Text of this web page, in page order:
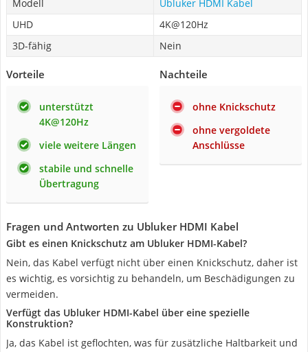
Modell
Ubluker‎ HDMI Kabel
UHD
4K@120Hz
3D-fähig
Nein
Vorteile
unterstützt
4K@120Hz
viele weitere Längen
stabile und schnelle
Übertragung
Nachteile
ohne Knickschutz
ohne vergoldete
Anschlüsse
Fragen und Antworten zu Ubluker‎ HDMI Kabel
Gibt es einen Knickschutz am Ubluker HDMI-Kabel?
Nein, das Kabel verfügt nicht über einen Knickschutz, daher ist
es wichtig, es vorsichtig zu behandeln, um Beschädigungen zu
vermeiden.
Verfügt das Ubluker HDMI-Kabel über eine spezielle
Konstruktion?
Ja, das Kabel ist geflochten, was für zusätzliche Haltbarkeit und